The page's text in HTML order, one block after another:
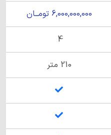
6,000,000,000 تومــان
4
210 متر